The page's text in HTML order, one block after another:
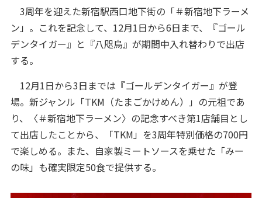
3周年を迎えた新宿駅西口地下街の「＃新宿地下ラーメ
ン」。これを記念して、12月1日から6日まで、『ゴール
デンタイガー』と『八咫烏』が期間中入れ替わりで出店
する。
12月1日から3日までは『ゴールデンタイガー』が登
場。新ジャンル「TKM（たまごかけめん）」の元祖であ
り、〈＃新宿地下ラーメン〉の記念すべき第1店舗目とし
て出店したことから、「TKM」を3周年特別価格の700円
で楽しめる。また、自家製ミートソースを乗せた「みー
の味」も確実限定50食で提供する。